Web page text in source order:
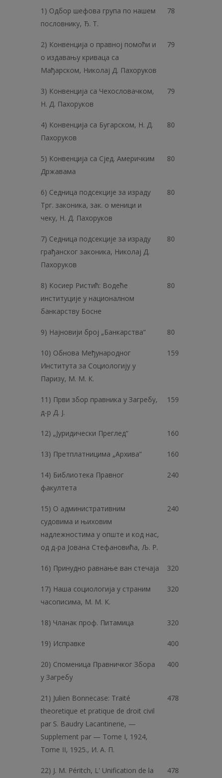
1) Одбор шефова група по нашем
пословнику, Ђ. Т.
78
2) Конвенција о правној помоћи и
о издавању криваца са
Мађарском, Николај Д. Пахоруков
79
3) Конвенција са Чехословачком,
Н. Д. Пахоруков
79
4) Конвенција са Бугарском, Н. Д.
Пахоруков
80
5) Конвенција са Сјед. Америчким
Државама
80
6) Седница подсекције за израду
Трг. законика, зак. o меници и
чеку, Н. Д. Пахоруков
80
7) Седница подсекције за израду
грађанског законика, Николај Д.
Пахоруков
80
8) Косиер Ристић: Водеће
институције у националном
банкарству Босне
80
9) Најновији број „Банкарства“ 80
10) Обнова Међународног
Института за Социологију у
Паризу, М. М. К.
159
11) Први збор правника у Загребу,
д-р Д. Ј.
159
12) „Јуридически Преглед“ 160
13) Претплатницима „Архива“ 160
14) Библиотека Правног
факултета
240
15) О административним
судовима и њиховим
надлежностима у опште и код нас,
од д-ра Јована Стефановића, Љ. Р.
240
16) Принудно равнање ван стечаја 320
17) Наша социологија у страним
часописима, М. М. К.
320
18) Чланак проф. Питамица 320
19) Исправке 400
20) Споменица Правничког Збора
у Загребу
400
21) Julien Bonnecase: Traité
theoretique et pratique de droit civil
par S. Baudry Lacantinerie, —
Supplement par — Tome I, 1924,
Tome II, 1925., И. A. П.
478
22) J. M. Péritch, L' Unification de la 478